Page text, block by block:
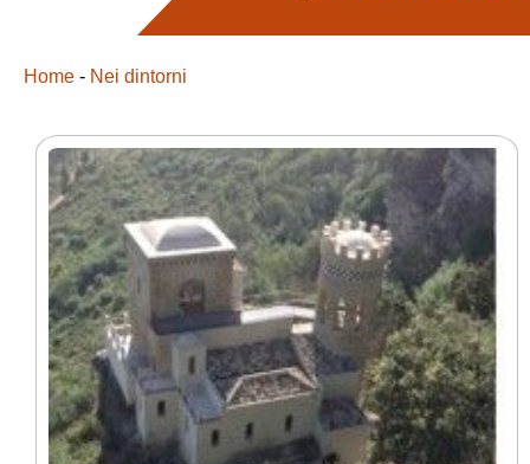
Home - Nei dintorni